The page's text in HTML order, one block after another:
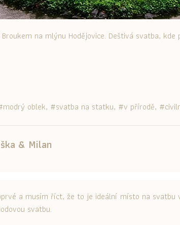
na mlýnu Hodějovice. Deštivá svatba, kde
modrý oblek svatba na statku v přírodě
& Milan
a musím říct, že to je ideální místo na
svatbu.